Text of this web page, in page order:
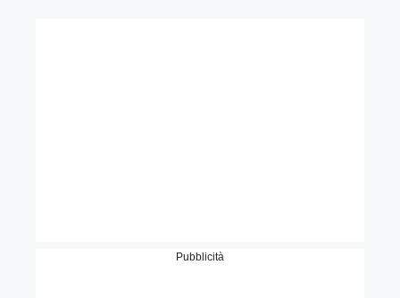
Pubblicità